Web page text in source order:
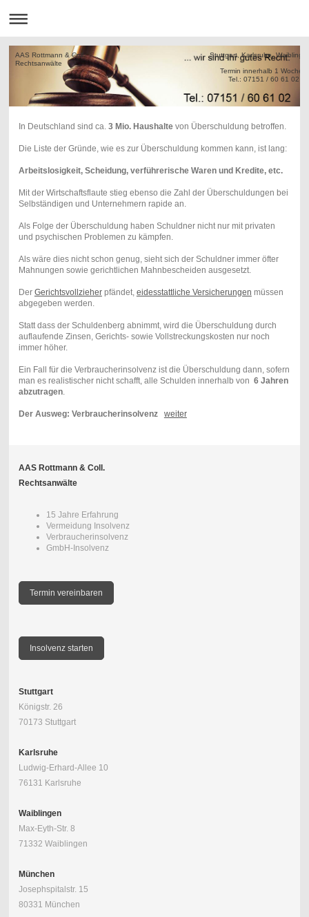
AAS Rottmann & Coll. Stuttgart, Karlsruhe,
Termin
Tel.: 07151 / 60 61 02
In Deutschland sind ca. 3 Mio. Haushaltevon Überschuldung betroffen.
Die Liste der Gründe, wie es zur Überschuldung kommen kann, ist lang:
Arbeitslosigkeit, Scheidung, verführerische Waren und Kredite, etc.
Mit der Wirtschaftsflaute stieg ebenso die Zahl der Überschuldungen bei
Selbständigen und Unternehmern rapide an.
Als Folge der Überschuldung haben Schuldner nicht nur mit privaten
und psychischen Problemen zu kämpfen.
Als wäre dies nicht schon genug, sieht sich der Schuldner immer öfter
Mahnungen sowie gerichtlichen Mahnbescheiden ausgesetzt.
Der Gerichtsvollzieherpfändet, eidesstattliche Versicherungen müssen
abgegeben werden.
Statt dass der Schuldenberg abnimmt, wird die Überschuldung durch
auflaufende Zinsen, Gerichts- sowie Vollstreckungskosten nur noch
immer höher.
Ein Fall für die Verbraucherinsolvenz ist die Überschuldung dann, sofern
man es realistischer nicht schafft, alle Schulden innerhalb von 6 Jahren
abzutragen.
Der Ausweg: Verbraucherinsolvenz weiter
AAS Rottmann & Coll.
Rechtsanwälte
15 Jahre Erfahrung
Vermeidung Insolvenz
Verbraucherinsolvenz
GmbH-Insolvenz
Termin vereinbaren
Insolvenz starten
Stuttgart
Königstr. 26
70173 Stuttgart
Karlsruhe
Ludwig-Erhard-Allee 10
76131 Karlsruhe
Waiblingen
Max-Eyth-Str. 8
71332 Waiblingen
München
Josephspitalstr. 15
80331 München